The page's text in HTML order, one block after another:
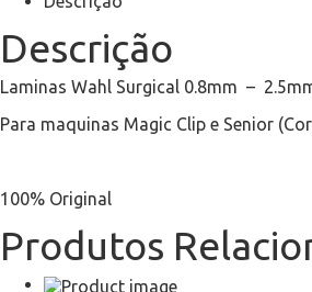
Descrição
Laminas Wahl Surgical 0.8mm –
Para maquinas Magic Clip e Senior
100% Original
Produtos